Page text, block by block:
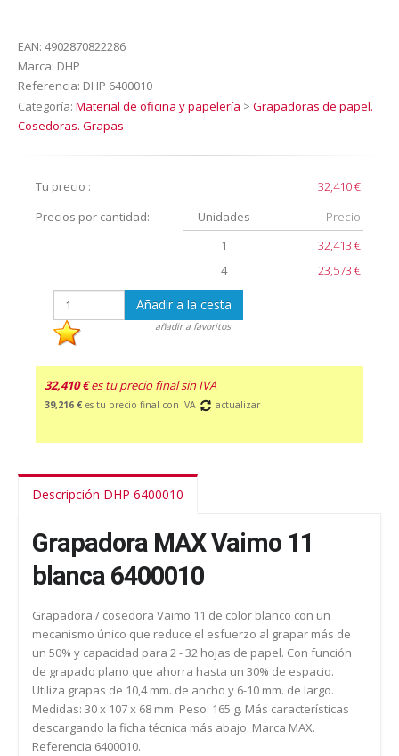
EAN: 4902870822286
Marca: DHP
Referencia: DHP 6400010
Categoría: Material de oficina y papelería > Grapadoras de papel.
Cosedoras. Grapas
Tu precio :
32,410 €
Precios por cantidad:
Unidades
Precio
1
32,413 €
4
23,573 €
Añadir a la cesta
añadir a favoritos
32,410 € es tu precio final sin IVA
39,216 € es tu precio final con IVA actualizar
Descripción DHP 6400010
Grapadora MAX Vaimo 11
blanca 6400010
Grapadora / cosedora Vaimo 11 de color blanco con un
mecanismo único que reduce el esfuerzo al grapar más de
un 50% y capacidad para 2 - 32 hojas de papel. Con función
de grapado plano que ahorra hasta un 30% de espacio.
Utiliza grapas de 10,4 mm. de ancho y 6-10 mm. de largo.
Medidas: 30 x 107 x 68 mm. Peso: 165 g. Más características
descargando la ficha técnica más abajo. Marca MAX.
Referencia 6400010.